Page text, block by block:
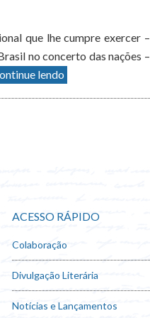
que lhe cumpre exercer –
no concerto das nações –
lendo
ACESSO RÁPIDO
Colaboração
Divulgação Literária
Notícias e Lançamentos